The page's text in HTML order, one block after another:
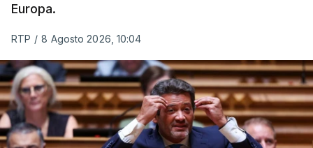
Europa.
RTP / 8 Agosto 2026, 10:04